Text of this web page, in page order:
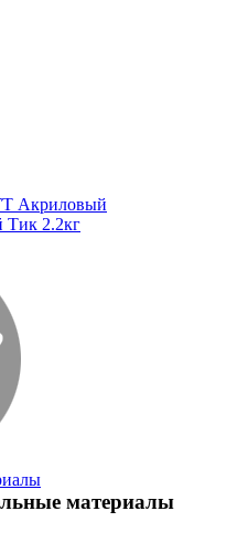
Акриловый
Тик 2.2кг
материалы